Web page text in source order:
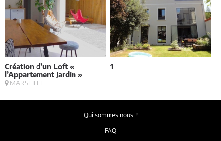
Création d’un Loft «
l’Appartement Jardin »
MARSEILLE
1
Qui sommes nous ?
FAQ